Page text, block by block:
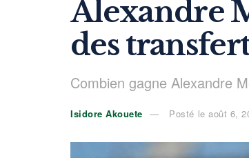
Alexandre
des
Combien gagne Alexandre
Isidore Akouete Posté le août 6,